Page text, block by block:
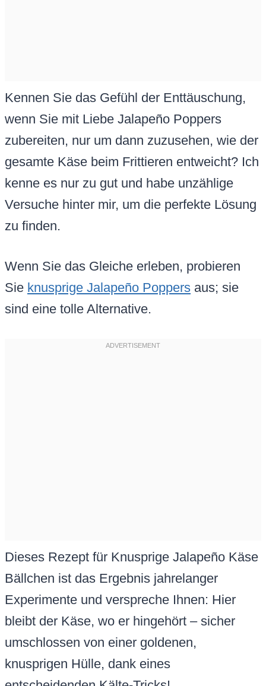
Kennen Sie das Gefühl der Enttäuschung,
wenn Sie mit Liebe Jalapeño Poppers
zubereiten, nur um dann zuzusehen, wie der
gesamte Käse beim Frittieren entweicht? Ich
kenne es nur zu gut und habe unzählige
Versuche hinter mir, um die perfekte Lösung
zu finden.
Wenn Sie das Gleiche erleben, probieren
Sie knusprige Jalapeño Poppers aus; sie
sind eine tolle Alternative.
Dieses Rezept für Knusprige Jalapeño Käse
Bällchen ist das Ergebnis jahrelanger
Experimente und verspreche Ihnen: Hier
bleibt der Käse, wo er hingehört – sicher
umschlossen von einer goldenen,
knusprigen Hülle, dank eines